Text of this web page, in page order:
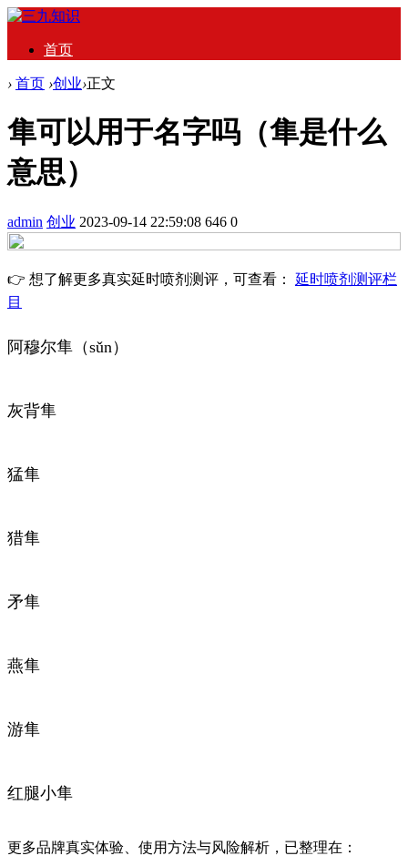
首页
› 首页 ›创业›正文
隼可以用于名字吗（隼是什么
意思）
admin 创业 2023-09-14 22:59:08 646 0
👉 想了解更多真实延时喷剂测评，可查看： 延时喷剂测评栏
目
阿穆尔隼（sǔn）
灰背隼
猛隼
猎隼
矛隼
燕隼
游隼
红腿小隼
更多品牌真实体验、使用方法与风险解析，已整理在：